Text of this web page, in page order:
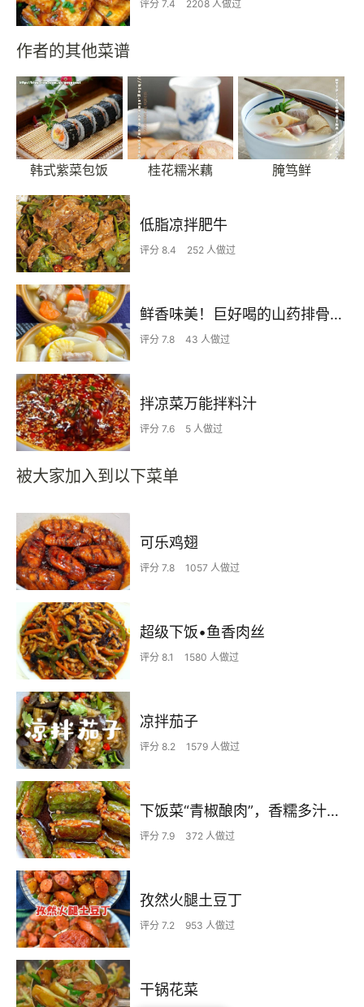
评分 7.4 2208 人做过
作者的其他菜谱
韩式紫菜包饭 桂花糯米藕 腌笃鲜
低脂凉拌肥牛
评分 8.4 252 人做过
鲜香味美！巨好喝的山药排骨汤！！
评分 7.8 43 人做过
拌凉菜万能拌料汁
评分 7.6 5 人做过
被大家加入到以下菜单
可乐鸡翅
评分 7.8 1057 人做过
超级下饭•鱼香肉丝
评分 8.1 1580 人做过
凉拌茄子
评分 8.2 1579 人做过
下饭菜“青椒酿肉”，香糯多汁鲜嫩下饭
评分 7.9 372 人做过
孜然火腿土豆丁
评分 7.2 953 人做过
干锅花菜